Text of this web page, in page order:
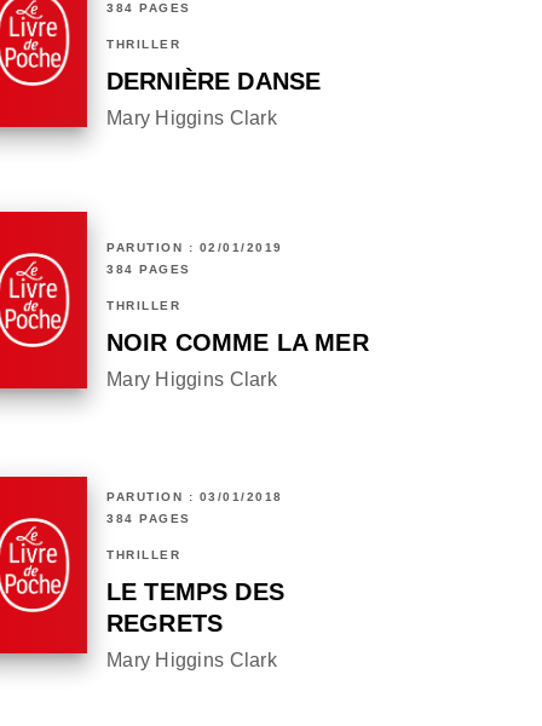
384 PAGES
THRILLER
DERNIÈRE DANSE
Mary Higgins Clark
PARUTION : 02/01/2019
384 PAGES
THRILLER
NOIR COMME LA MER
Mary Higgins Clark
PARUTION : 03/01/2018
384 PAGES
THRILLER
LE TEMPS DES
REGRETS
Mary Higgins Clark